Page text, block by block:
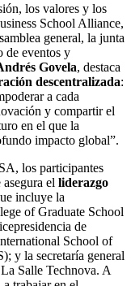
los valores y los
School Alliance,
general, la junta
de eventos y
Govela, destaca
descentralizada:
a cada
y compartir el
en el que la
impacto global”.
los participantes
el liderazgo
incluye la
of Graduate School
de
School of
y la secretaría general
Salle Technova. A